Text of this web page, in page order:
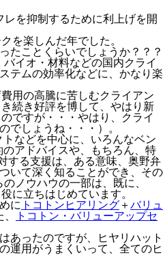
を抑制するために利上げを開
を楽しんだ年でした。
たことくらいでしょうか？？？
イオ・材料などの国内クライ
テムの効率化などに、かなり楽
用の高騰に苦しむクライアン
続き好評を博して、やはり新
ですが・・・やはり、クライ
でしょうね・・・）。
などを中心に、いろんなベン
アドバイスや、もちろん、特
する支援は、ある意味、奥野弁
いて深く知ることができ、その
ノウハウの一部は、既に、
に立ちはじめています。
に トコトンヒアリング＋バリュ
トコトン・バリューアップセ
あったのですが、ヒヤリハット
運用がうまくいって、全てのヒ